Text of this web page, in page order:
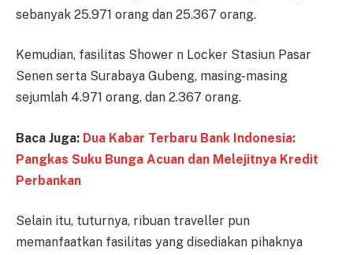
sebanyak 25.971 orang dan 25.367 orang.
Kemudian, fasilitas Shower n Locker Stasiun Pasar
Senen serta Surabaya Gubeng, masing-masing
sejumlah 4.971 orang, dan 2.367 orang.
Baca Juga: Dua Kabar Terbaru Bank Indonesia:
Pangkas Suku Bunga Acuan dan Melejitnya Kredit
Perbankan
Selain itu, tuturnya, ribuan traveller pun
memanfaatkan fasilitas yang disediakan pihaknya